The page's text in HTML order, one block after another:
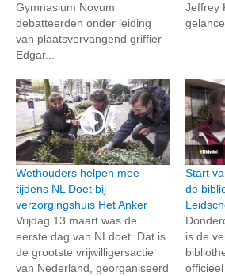
Gymnasium Novum
debatteerden onder leiding
van plaatsvervangend griffier
Edgar...
Jeffrey
Wethouders helpen mee
tijdens NL Doet bij
verzorgingshuis Het Anker
Vrijdag 13 maart was de
eerste dag van NLdoet. Dat is
de grootste vrijwilligersactie
van Nederland, georganiseerd
Start
de
is de